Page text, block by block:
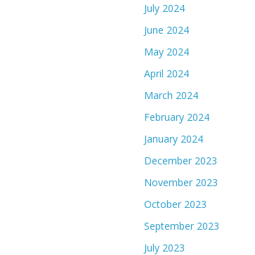
July 2024
June 2024
May 2024
April 2024
March 2024
February 2024
January 2024
December 2023
November 2023
October 2023
September 2023
July 2023